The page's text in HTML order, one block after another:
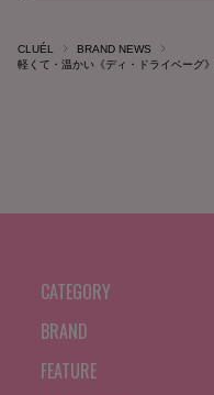
CLUÉL
BRAND NEWS
軽くて・温かい《ディ・ドライベーグ
CATEGORY
BRAND
FEATURE